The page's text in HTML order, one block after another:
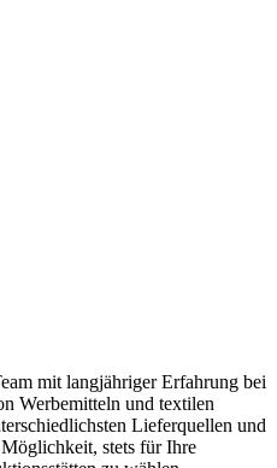
mit langjähriger Erfahrung bei
Werbemitteln und textilen
Lieferquellen und
stets für Ihre